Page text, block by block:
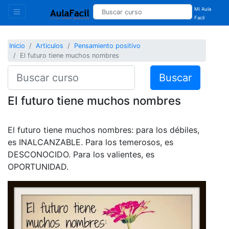
Mi Aula
Facil
Inicio Articulos
Pensamiento positivo
El futuro tiene muchos nombres
Buscar
El futuro tiene muchos nombres
El futuro tiene muchos nombres: para los débiles,
es INALCANZABLE. Para los temerosos, es
DESCONOCIDO. Para los valientes, es
OPORTUNIDAD.